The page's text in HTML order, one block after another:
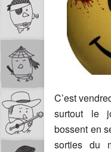
C’est
surtout le
bossent en
sorties du